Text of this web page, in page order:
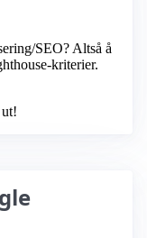
SEO? Altså å
kriterier.